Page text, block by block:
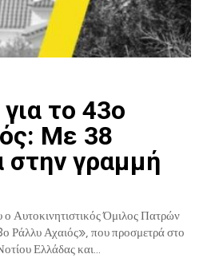
το 43ο
Με 38
γραμμή
Αυτοκινητιστικός Όμιλος Πατρών
Ράλλυ Αχαιός», που προσμετρά στο
Ελλάδας και...